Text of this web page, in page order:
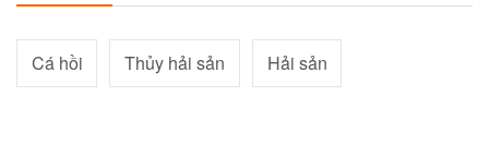
Cá hồi Thủy hải sản Hải sản